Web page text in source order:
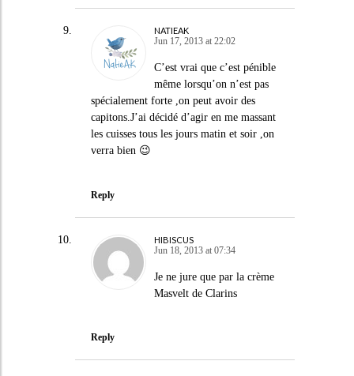
NATIEAK
Jun 17, 2013 at 22:02
C’est vrai que c’est pénible
même lorsqu’on n’est pas
spécialement forte ,on peut avoir des
capitons.J’ai décidé d’agir en me massant
les cuisses tous les jours matin et soir ,on
verra bien 😉
Reply
HIBISCUS
Jun 18, 2013 at 07:34
Je ne jure que par la crème
Masvelt de Clarins
Reply